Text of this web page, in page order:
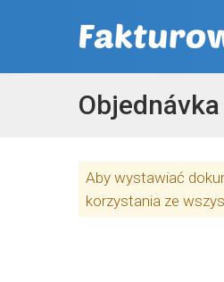
Objednávka
Aby wystawiać
korzystania ze